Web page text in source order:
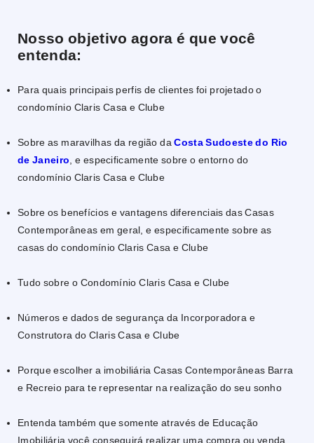
Nosso objetivo agora é que você
entenda:
Para quais principais perfis de clientes foi projetado o
condomínio Claris Casa e Clube
Sobre as maravilhas da região daCosta Sudoeste do Rio
de Janeiro , e especificamente sobre o entorno do
condomínio Claris Casa e Clube
Sobre os benefícios e vantagens diferenciais das Casas
Contemporâneas em geral, e especificamente sobre as
casas do condomínio Claris Casa e Clube
Tudo sobre o Condomínio Claris Casa e Clube
Números e dados de segurança da Incorporadora e
Construtora do Claris Casa e Clube
Porque escolher a imobiliária Casas Contemporâneas Barra
e Recreio para te representar na realização do seu sonho
Entenda também que somente através de Educação
Imobiliária você conseguirá realizar uma compra ou venda